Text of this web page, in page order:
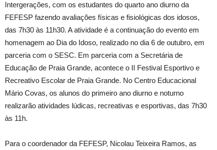
Intergerações, com os estudantes do quarto ano diurno da
FEFESP fazendo avaliações físicas e fisiológicas dos idosos,
das 7h30 às 11h30. A atividade é a continuação do evento em
homenagem ao Dia do Idoso, realizado no dia 6 de outubro, em
parceria com o SESC. Em parceria com a Secretária de
Educação de Praia Grande, acontece o II Festival Esportivo e
Recreativo Escolar de Praia Grande. No Centro Educacional
Mário Covas, os alunos do primeiro ano diurno e noturno
realizarão atividades lúdicas, recreativas e esportivas, das 7h30
às 11h.
Para o coordenador da FEFESP, Nicolau Teixeira Ramos, as